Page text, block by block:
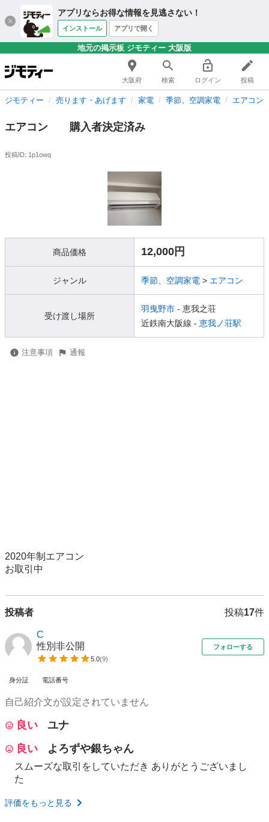
アプリならお得な情報を見逃さない！
インストール アプリで開く
地元の掲示板 ジモティー 大阪版
大阪府 検索 ログイン 投稿
ジモティー 売ります・あげます 家電 季節、空調家電 エアコン
エアコン 購入者決定済み
投稿ID: 1p1owq
商品価格 12,000円
ジャンル 季節、空調家電 > エアコン
受け渡し場所
羽曳野市 - 恵我之荘
近鉄南大阪線 - 恵我ノ荘駅
注意事項 通報
2020年制エアコン
お取引中
投稿者 投稿17件
C
性別非公開
5.0(9)
フォローする
身分証 電話番号
自己紹介文が設定されていません
良い
ユナ
良い
よろずや銀ちゃん
スムーズな取引をしていただき ありがとうございまし
た
評価をもっと見る